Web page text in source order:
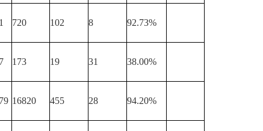
720 102 8 92.73%
173 19 31 38.00%
16820 455 28 94.20%